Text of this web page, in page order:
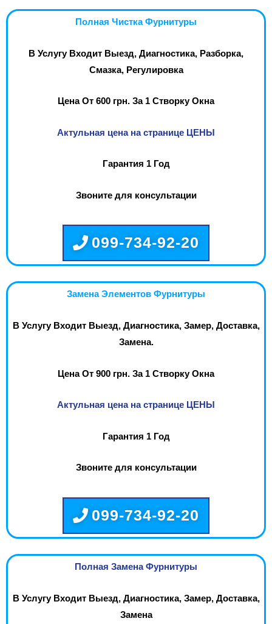
Полная Чистка Фурнитуры
В Услугу Входит Выезд, Диагностика, Разборка,
Смазка, Регулировка
Цена От 600 грн. За 1 Створку Окна
Актульная цена на странице ЦЕНЫ
Гарантия 1 Год
Звоните для консультации
099-734-92-20
Замена Элементов Фурнитуры
В Услугу Входит Выезд, Диагностика, Замер, Доставка,
Замена.
Цена От 900 грн. За 1 Створку Окна
Актульная цена на странице ЦЕНЫ
Гарантия 1 Год
Звоните для консультации
099-734-92-20
Полная Замена Фурнитуры
В Услугу Входит Выезд, Диагностика, Замер, Доставка,
Замена